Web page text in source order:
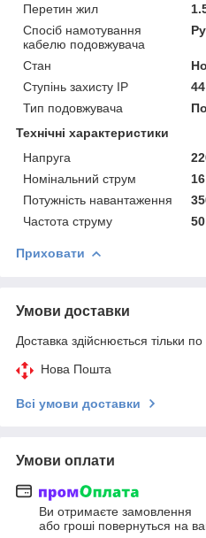
Перетин жил
Спосіб намотування
кабелю подовжувача
Стан
Ступінь захисту IP
44
Тип подовжувача
Технічні характеристики
Напруга
Номінальний струм
Потужність навантаження
Частота струму
Приховати
Умови доставки
Доставка здійснюється тільки
Нова Пошта
Всі умови доставки
Умови оплати
Ви отримаєте замовлення
або гроші повернуться на